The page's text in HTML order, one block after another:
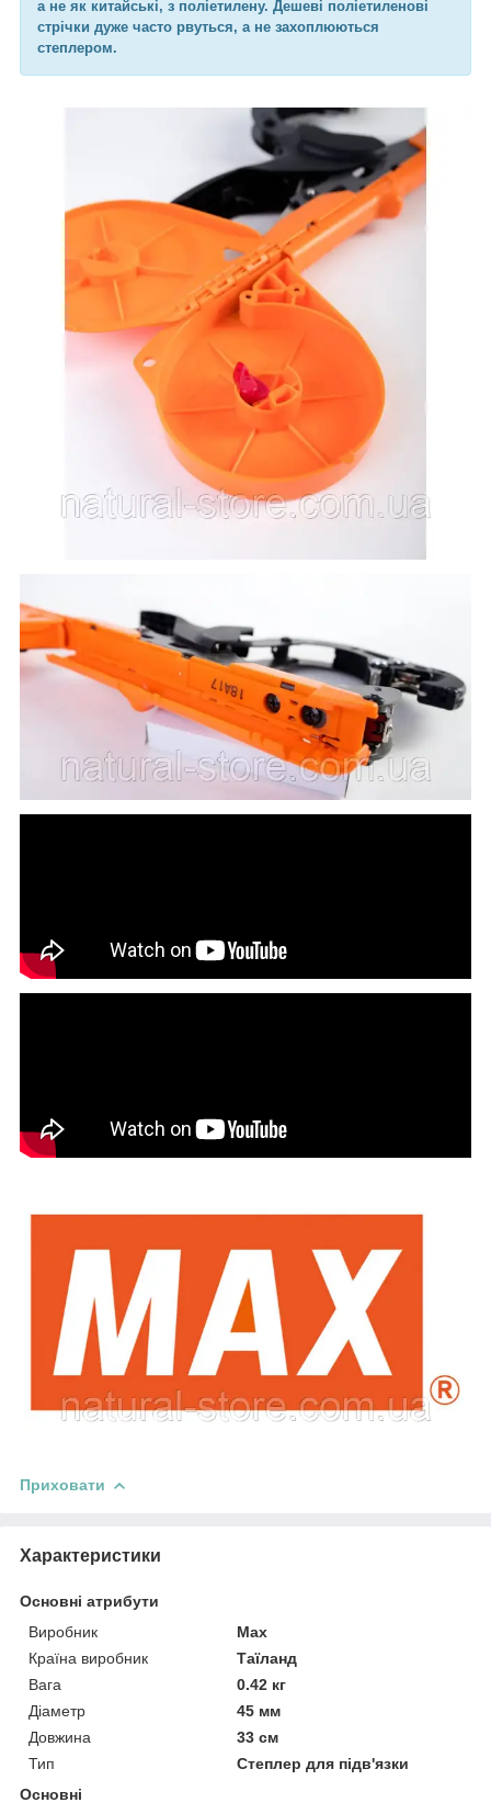
а не як китайські, з поліетилену. Дешеві поліетиленові
стрічки дуже часто рвуться, а не захоплюються
степлером.
Приховати
Характеристики
Основні атрибути
Виробник
Max
Країна виробник
Таїланд
Вага
0.42 кг
Діаметр
45 мм
Довжина
33 см
Тип
Степлер для підв'язки
Основні